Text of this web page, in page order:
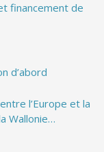
financement de
d’abord
l’Europe et la
Wallonie…